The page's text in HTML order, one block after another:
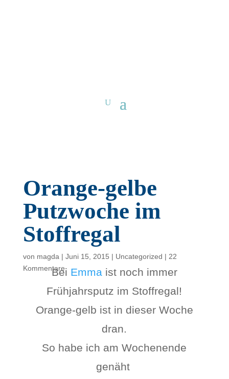
Orange-gelbe
Putzwoche im
Stoffregal
von magda | Juni 15, 2015 | Uncategorized | 22
Kommentare
Bei Emma ist noch immer
Frühjahrsputz im Stoffregal!
Orange-gelb ist in dieser Woche
dran.
So habe ich am Wochenende
genäht